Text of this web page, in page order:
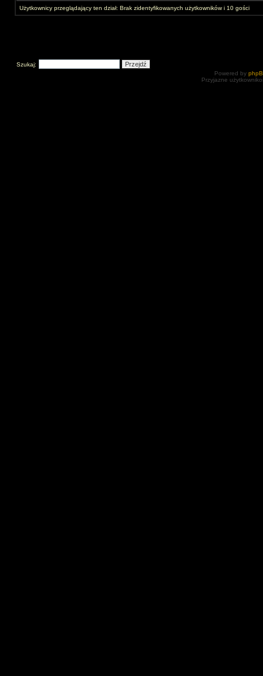
Użytkownicy przeglądający ten dział: Brak zidentyfikowanych użytkowników i 10 gości
Szukaj:
Powered by
Przyjazne